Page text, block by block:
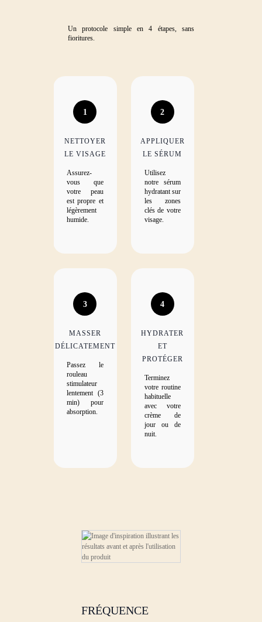
Un protocole simple en 4 étapes, sans
fioritures.
1
NETTOYER
LE VISAGE
Assurez-
vous que
votre peau
est propre et
légèrement
humide.
2
APPLIQUER
LE SÉRUM
Utilisez
notre sérum
hydratant sur
les zones
clés de votre
visage.
3
MASSER
DÉLICATEMENT
Passez le
rouleau
stimulateur
lentement (3
min) pour
absorption.
4
HYDRATER
ET
PROTÉGER
Terminez
votre routine
habituelle
avec votre
crème de
jour ou de
nuit.
FRÉQUENCE